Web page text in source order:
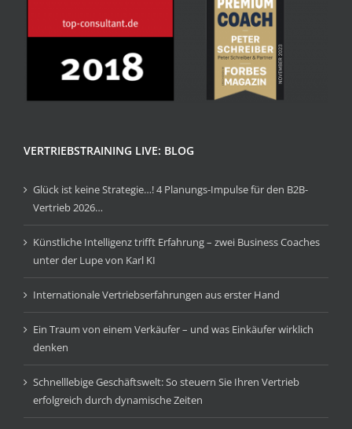
VERTRIEBSTRAINING LIVE: BLOG
Glück ist keine Strategie…! 4 Planungs-Impulse für den B2B-
Vertrieb 2026…
Künstliche Intelligenz trifft Erfahrung – zwei Business Coaches
unter der Lupe von Karl KI
Internationale Vertriebserfahrungen aus erster Hand
Ein Traum von einem Verkäufer – und was Einkäufer wirklich
denken
Schnelllebige Geschäftswelt: So steuern Sie Ihren Vertrieb
erfolgreich durch dynamische Zeiten